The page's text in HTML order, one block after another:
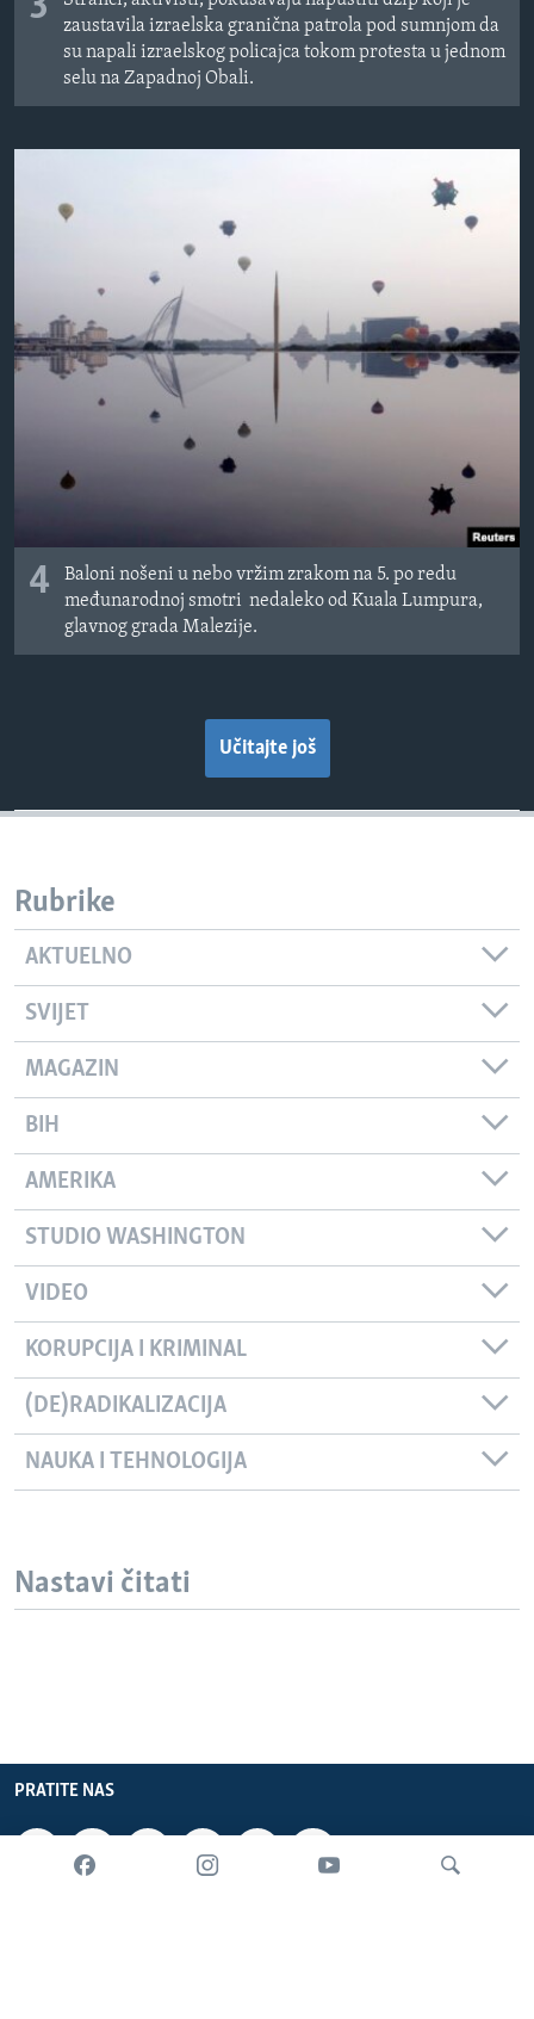
zaustavila izraelska granična patrola pod sumnjom da
su napali izraelskog policajca tokom protesta u jednom
selu na Zapadnoj Obali.
4
Baloni nošeni u nebo vržim zrakom na 5. po redu
međunarodnoj smotri nedaleko od Kuala Lumpura,
glavnog grada Malezije.
Učitajte još
Rubrike
AKTUELNO
SVIJET
MAGAZIN
BIH
AMERIKA
STUDIO WASHINGTON
VIDEO
KORUPCIJA I KRIMINAL
(DE)RADIKALIZACIJA
NAUKA I TEHNOLOGIJA
Nastavi čitati
PRATITE NAS